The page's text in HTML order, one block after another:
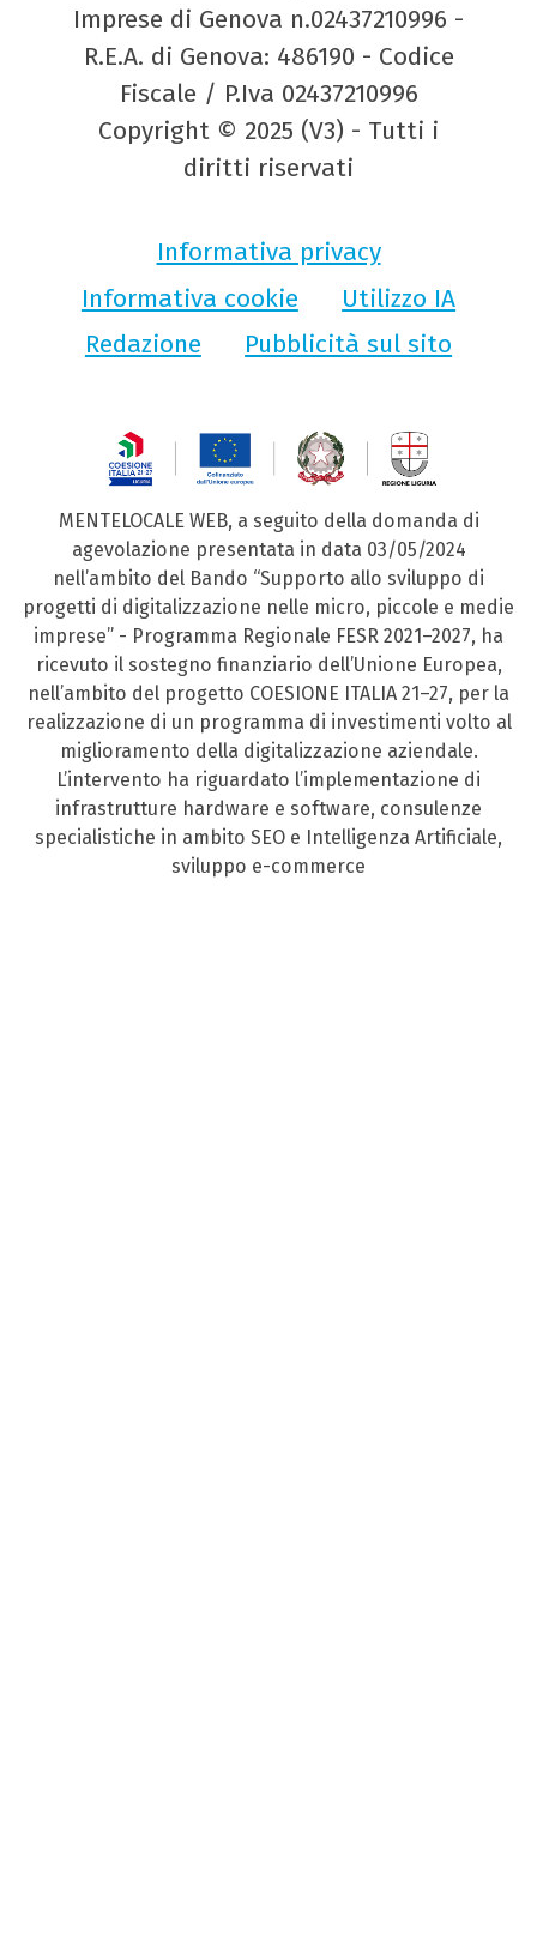
Imprese di Genova n.02437210996 -
R.E.A. di Genova: 486190 - Codice
Fiscale / P.Iva 02437210996
Copyright © 2025 (V3) - Tutti i
diritti riservati
Informativa privacy
Informativa cookie
Utilizzo IA
Redazione
Pubblicità sul sito
MENTELOCALE WEB, a seguito della domanda di
agevolazione presentata in data 03/05/2024
nell’ambito del Bando “Supporto allo sviluppo di
progetti di digitalizzazione nelle micro, piccole e medie
imprese” - Programma Regionale FESR 2021–2027, ha
ricevuto il sostegno finanziario dell’Unione Europea,
nell’ambito del progetto COESIONE ITALIA 21–27, per la
realizzazione di un programma di investimenti volto al
miglioramento della digitalizzazione aziendale.
L’intervento ha riguardato l’implementazione di
infrastrutture hardware e software, consulenze
specialistiche in ambito SEO e Intelligenza Artificiale,
sviluppo e-commerce